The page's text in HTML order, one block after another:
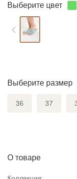
Выберите цвет
Выберите размер
36 37
О товаре